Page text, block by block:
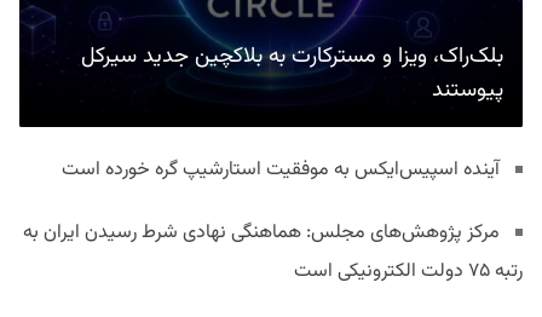
بلک‌راک، ویزا و مسترکارت به بلاکچین جدید سیرکل
پیوستند
آینده اسپیس‌ایکس به موفقیت استارشیپ گره خورده است
مرکز پژوهش‌های مجلس: هماهنگی نهادی شرط رسیدن ایران به
رتبه ۷۵ دولت الکترونیکی است